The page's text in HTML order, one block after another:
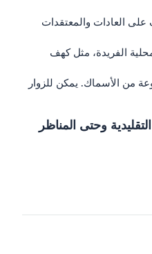
على العادات والمعتقدات
الفريدة، مثل كهف
من الأسماك. يمكن للزوار
وحتى المناظر